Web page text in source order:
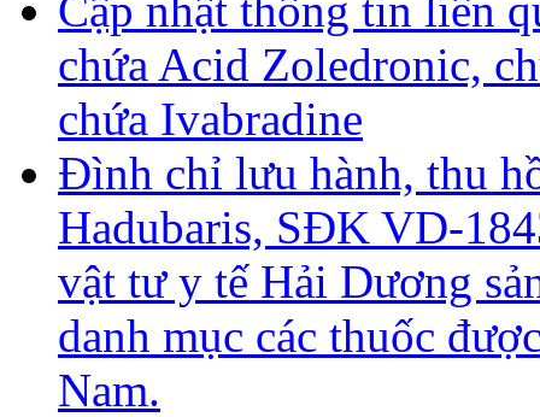
chứa Acid Zoledronic,
chứa Ivabradine
Đình chỉ lưu hành, thu
Hadubaris, SĐK VD-
vật tư y tế Hải Dương
danh mục các thuốc
Nam.